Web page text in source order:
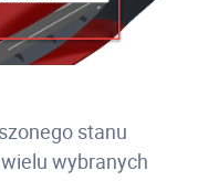
stanu
wybranych